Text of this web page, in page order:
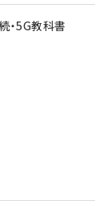
・5G教科書